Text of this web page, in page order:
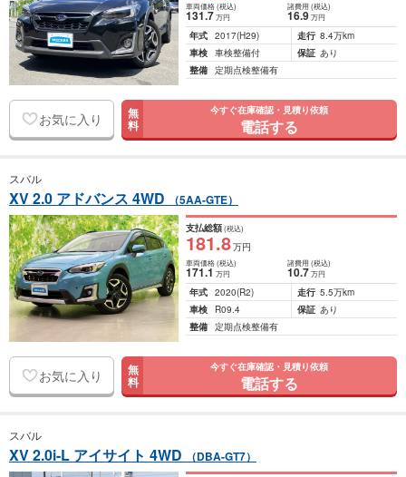
車両価格(税込)
131.7万円
諸費用 (税込)
16.9 万円
年式 2017(H29) 走行 8.4万km
車検 車検整備付 保証 あり
整備 定期点検整備有
お気に入り 無
料
今すぐ在庫確認・見積り依頼
電話する
スバル
XV 2.0 アドバンス 4WD （5AA-GTE）
支払総額(税込)
181.8万円
車両価格(税込)
171.1万円
諸費用 (税込)
10.7 万円
年式 2020(R2) 走行 5.5万km
車検
R09.4 保証 あり
整備 定期点検整備有
お気に入り 無
料
今すぐ在庫確認・見積り依頼
電話する
スバル
XV 2.0i-L アイサイト 4WD （DBA-GT7）